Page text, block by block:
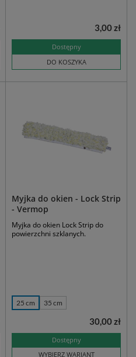
Dostępny
DO KOSZYKA
3,00 zł
Myjka do okien - Lock Strip
- Vermop
Myjka do okien Lock Strip do
powierzchni szklanych.
25 cm 35 cm
Dostępny
WYBIERZ WARIANT
30,00 zł